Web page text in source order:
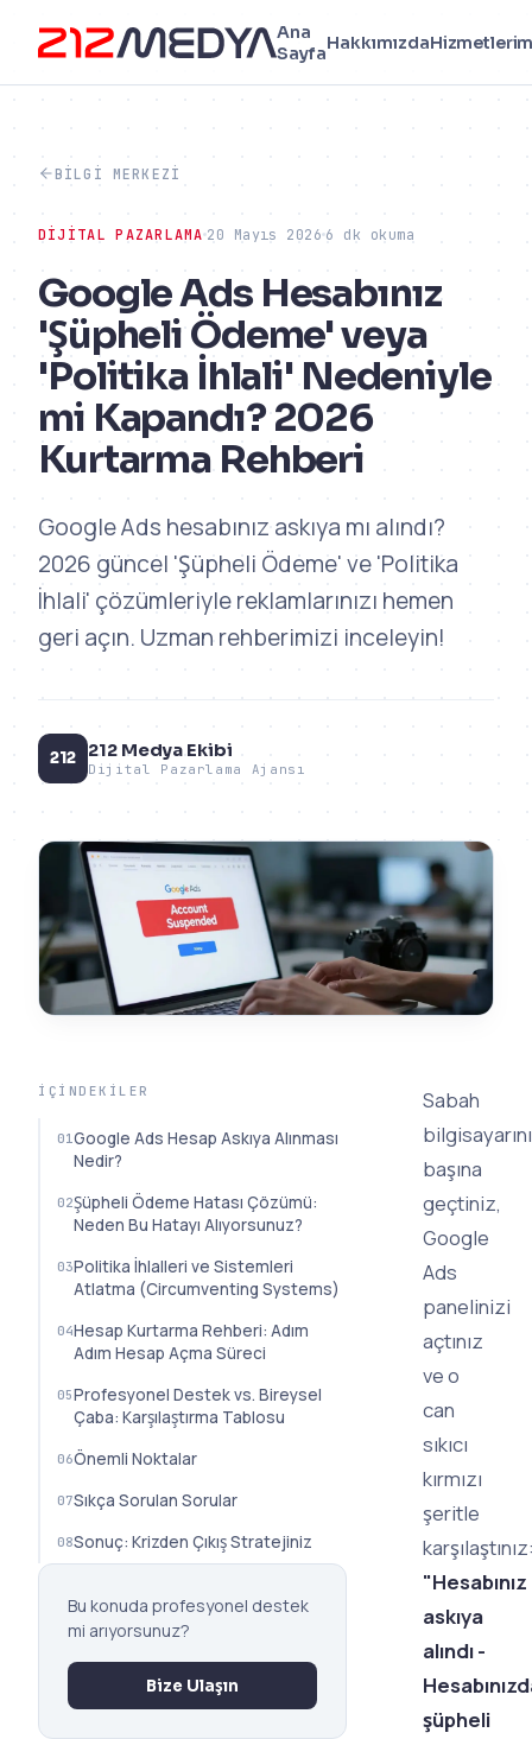
Ana
SayfaHakkımızda
BILGI MERKEZI
DIJITAL PAZARLAMA 20 Mayıs 2026 6 dk okuma
Google Ads Hesabınız
'Şüpheli Ödeme' veya
'Politika İhlali' Nedeniyle
mi Kapandı? 2026
Kurtarma Rehberi
Google Ads hesabınız askıya mı alındı?
2026 güncel 'Şüpheli Ödeme' ve 'Politika
İhlali' çözümleriyle reklamlarınızı hemen
geri açın. Uzman rehberimizi inceleyin!
212 212 Medya Ekibi
Dijital Pazarlama Ajansı
İÇINDEKILER
Google Ads Hesap Askıya Alınması
Nedir?
Şüpheli Ödeme Hatası Çözümü:
Neden Bu Hatayı Alıyorsunuz?
Politika İhlalleri ve Sistemleri
Atlatma (Circumventing Systems)
Hesap Kurtarma Rehberi: Adım
Adım Hesap Açma Süreci
Profesyonel Destek vs. Bireysel
Çaba: Karşılaştırma Tablosu
Önemli Noktalar
Sıkça Sorulan Sorular
Sonuç: Krizden Çıkış Stratejiniz
Bu konuda profesyonel destek
mi arıyorsunuz?
Bize Ulaşın
Sabah
başına
geçtiniz,
Google
Ads
panelinizi
açtınız
ve o
can
sıkıcı
kırmızı
şeritle
"Hesabınız
askıya
alındı -
şüpheli